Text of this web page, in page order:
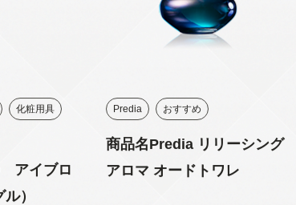
化粧用具
アイブロ
）
Predia おすすめ
商品名Predia リリーシング
アロマ オードトワレ